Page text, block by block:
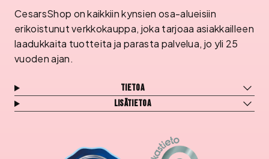
CesarsShop on kaikkiin kynsien osa-alueisiin
erikoistunut verkkokauppa, joka tarjoaa asiakkailleen
laadukkaita tuotteita ja parasta palvelua, jo yli 25
vuoden ajan.
Tietoa
Lisätietoa